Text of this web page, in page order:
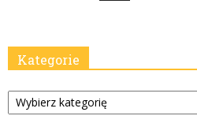
Kategorie
Kategorie